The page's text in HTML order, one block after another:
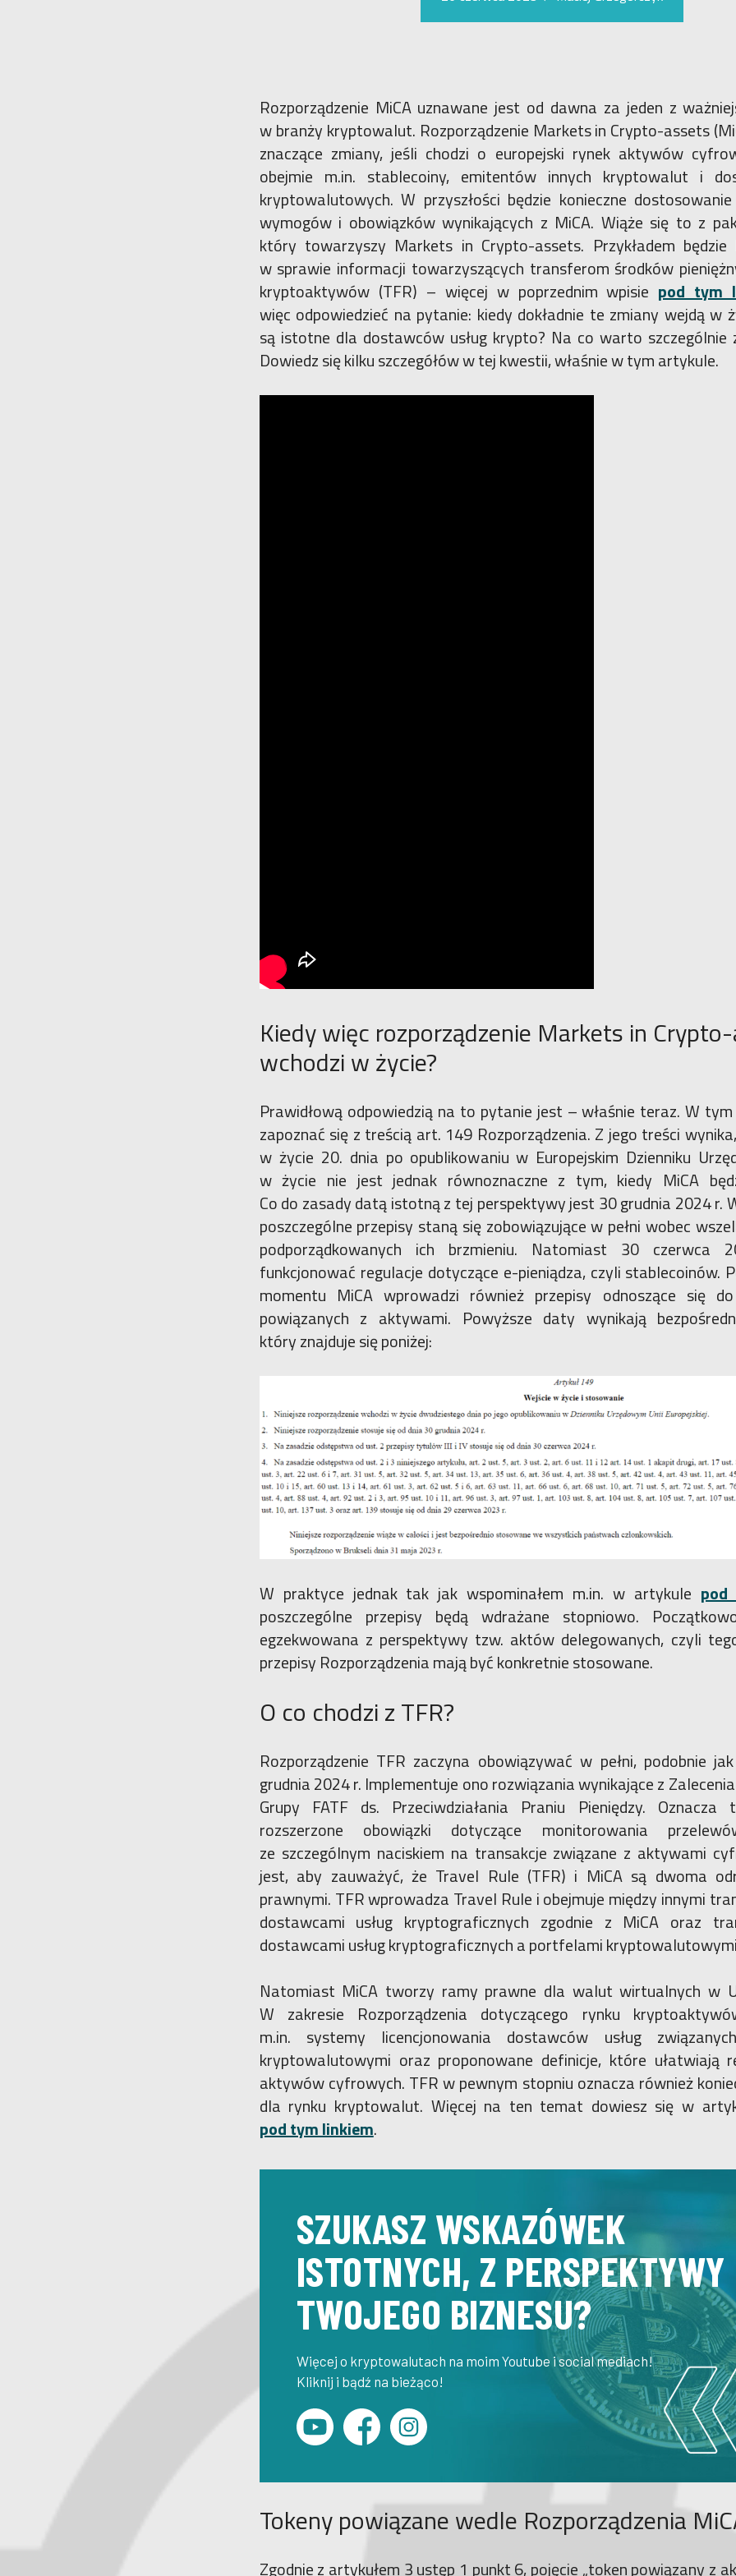
Rozporządzenie MiCA uznawane jest od dawna za jeden z
w branży kryptowalut. Rozporządzenie Markets in Crypto-assets
znaczące zmiany, jeśli chodzi o europejski rynek aktywów
obejmie m.in. stablecoiny, emitentów innych kryptowalut i
kryptowalutowych. W przyszłości będzie konieczne
wymogów i obowiązków wynikających z MiCA. Wiąże się to z
który towarzyszy Markets in Crypto-assets. Przykładem będzie
w sprawie informacji towarzyszących transferom środków
kryptoaktywów (TFR) – więcej w poprzednim wpisie pod tym
więc odpowiedzieć na pytanie: kiedy dokładnie te zmiany wejdą w
są istotne dla dostawców usług krypto? Na co warto szczególnie
Dowiedz się kilku szczegółów w tej kwestii, właśnie w tym artykule.
Kiedy więc rozporządzenie Markets in
wchodzi w życie?
Prawidłową odpowiedzią na to pytanie jest – właśnie teraz. W
zapoznać się z treścią art. 149 Rozporządzenia. Z jego treści
w życie 20. dnia po opublikowaniu w Europejskim Dzienniku
w życie nie jest jednak równoznaczne z tym, kiedy MiCA
Co do zasady datą istotną z tej perspektywy jest 30 grudnia 2024 r.
poszczególne przepisy staną się zobowiązujące w pełni wobec
podporządkowanych ich brzmieniu. Natomiast 30 czerwca
funkcjonować regulacje dotyczące e-pieniądza, czyli stablecoinów.
momentu MiCA wprowadzi również przepisy odnoszące się
powiązanych z aktywami. Powyższe daty wynikają
który znajduje się poniżej:
W praktyce jednak tak jak wspominałem m.in. w artykule
poszczególne przepisy będą wdrażane stopniowo.
egzekwowana z perspektywy tzw. aktów delegowanych, czyli
przepisy Rozporządzenia mają być konkretnie stosowane.
O co chodzi z TFR?
Rozporządzenie TFR zaczyna obowiązywać w pełni, podobnie
grudnia 2024 r. Implementuje ono rozwiązania wynikające z
Grupy FATF ds. Przeciwdziałania Praniu Pieniędzy.
rozszerzone obowiązki dotyczące monitorowania
ze szczególnym naciskiem na transakcje związane z aktywami
jest, aby zauważyć, że Travel Rule (TFR) i MiCA są dwoma
prawnymi. TFR wprowadza Travel Rule i obejmuje między innymi
dostawcami usług kryptograficznych zgodnie z MiCA oraz
dostawcami usług kryptograficznych a portfelami
Natomiast MiCA tworzy ramy prawne dla walut wirtualnych w
W zakresie Rozporządzenia dotyczącego rynku
m.in. systemy licencjonowania dostawców usług
kryptowalutowymi oraz proponowane definicje, które ułatwiają
aktywów cyfrowych. TFR w pewnym stopniu oznacza również
dla rynku kryptowalut. Więcej na ten temat dowiesz się w
pod tym linkiem.
SZUKASZ WSKAZÓWEK
ISTOTNYCH, Z PERSPEKTYWY
TWOJEGO BIZNESU?
Więcej o kryptowalutach na moim Youtube i social mediach!
Kliknij i bądź na bieżąco!
Tokeny powiązane wedle Rozporządzenia
Zgodnie z artykułem 3 ustęp 1 punkt 6, pojęcie „token powiązany z